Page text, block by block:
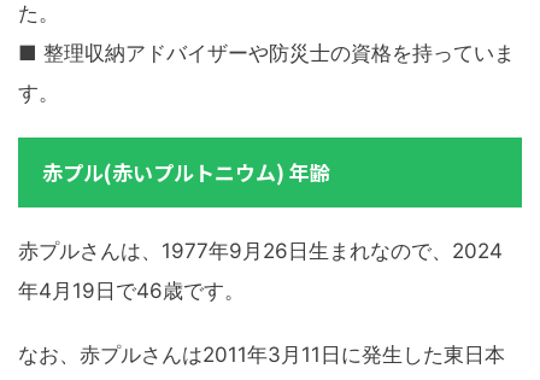
た。
■ 整理収納アドバイザーや防災士の資格を持っていま
す。
赤プル(赤いプルトニウム) 年齢
赤プルさんは、1977年9月26日生まれなので、2024
年4月19日で46歳です。
なお、赤プルさんは2011年3月11日に発生した東日本